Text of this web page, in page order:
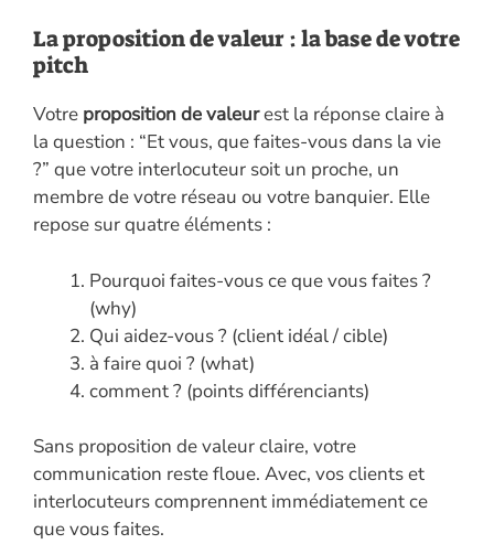
La proposition de valeur : la base de votre
pitch
Votre proposition de valeurest la réponse claire à
la question : “Et vous, que faites-vous dans la vie
?” que votre interlocuteur soit un proche, un
membre de votre réseau ou votre banquier. Elle
repose sur quatre éléments :
Pourquoi faites-vous ce que vous faites ?
(why)
Qui aidez-vous ? (client idéal / cible)
à faire quoi ? (what)
comment ? (points différenciants)
Sans proposition de valeur claire, votre
communication reste floue. Avec, vos clients et
interlocuteurs comprennent immédiatement ce
que vous faites.